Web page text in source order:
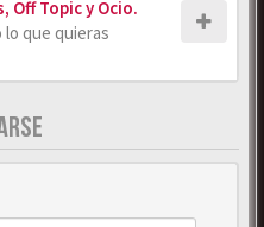
Off Topic y Ocio.
que quieras